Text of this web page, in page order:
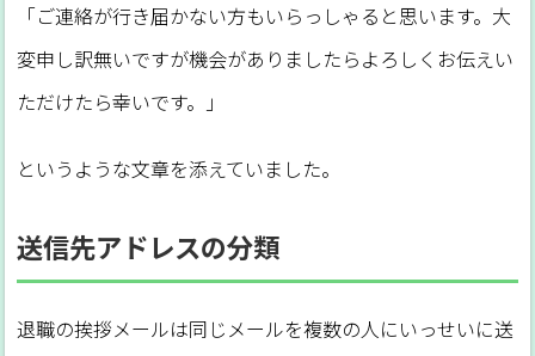
「ご連絡が行き届かない方もいらっしゃると思います。大
変申し訳無いですが機会がありましたらよろしくお伝えい
ただけたら幸いです。」
というような文章を添えていました。
送信先アドレスの分類
退職の挨拶メールは同じメールを複数の人にいっせいに送